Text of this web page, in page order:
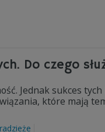
Do czego
Jednak sukces
które mają